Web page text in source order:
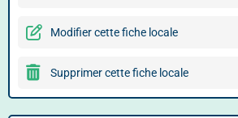
Modifier cette fiche locale
Supprimer cette fiche locale